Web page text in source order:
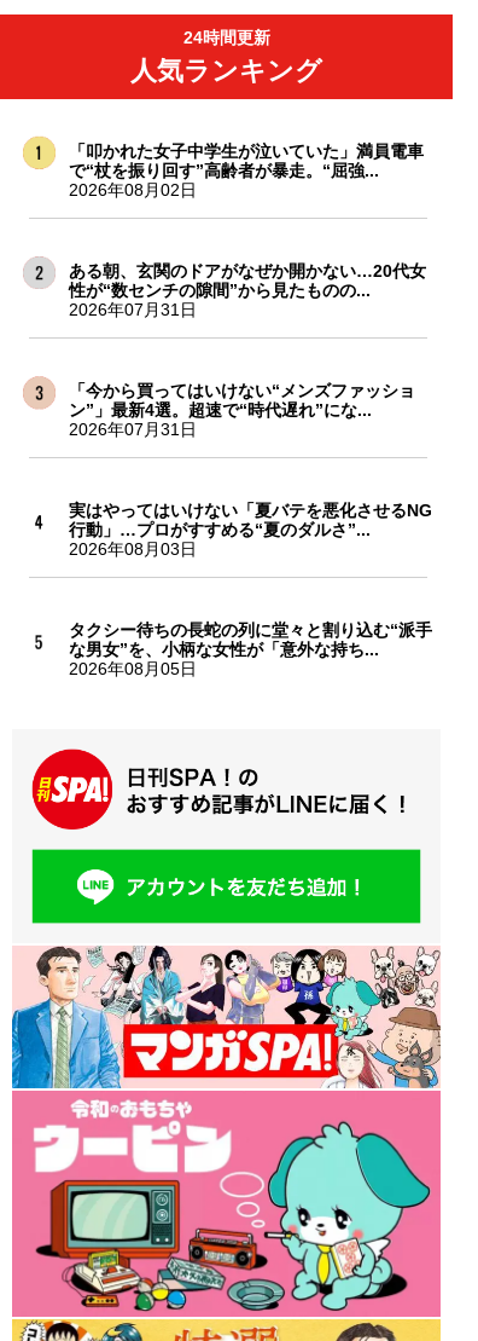
24時間更新
人気ランキング
「叩かれた女子中学生が泣いていた」満員電車
で“杖を振り回す”高齢者が暴走。“屈強...
2026年08月02日
ある朝、玄関のドアがなぜか開かない…20代女
性が“数センチの隙間”から見たものの...
2026年07月31日
「今から買ってはいけない“メンズファッショ
ン”」最新4選。超速で“時代遅れ”にな...
2026年07月31日
実はやってはいけない「夏バテを悪化させるNG
行動」…プロがすすめる“夏のダルさ”...
2026年08月03日
タクシー待ちの長蛇の列に堂々と割り込む“派手
な男女”を、小柄な女性が「意外な持ち...
2026年08月05日